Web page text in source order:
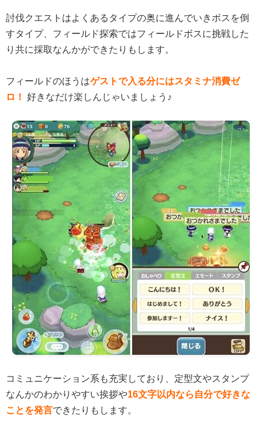
討伐クエストはよくあるタイプの奥に進んでいきボスを倒
すタイプ、フィールド探索ではフィールドボスに挑戦した
り共に採取なんかができたりもします。
フィールドのほうはゲストで入る分にはスタミナ消費ゼ
ロ！ 好きなだけ楽しんじゃいましょう♪
コミュニケーション系も充実しており、定型文やスタンプ
なんかのわかりやすい挨拶や16文字以内なら自分で好きな
ことを発言できたりもします。